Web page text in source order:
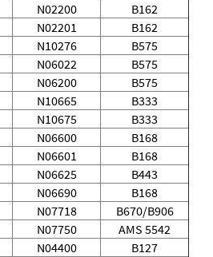
N02200
B162
N02201
B162
N10276
B575
N06022
B575
N06200
B575
N10665
B333
N10675
B333
N06600
B168
N06601
B168
N06625
B443
N06690
B168
N07718
B670/B906
N07750
AMS 5542
N04400
B127